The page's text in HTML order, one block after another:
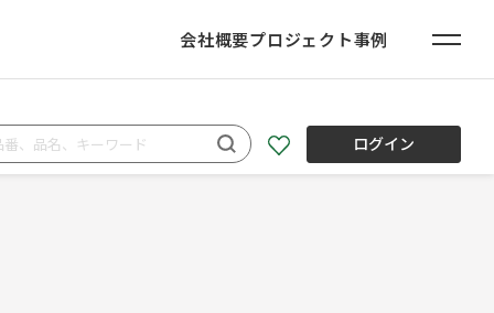
会社概要プロジェクト事例
ログイン